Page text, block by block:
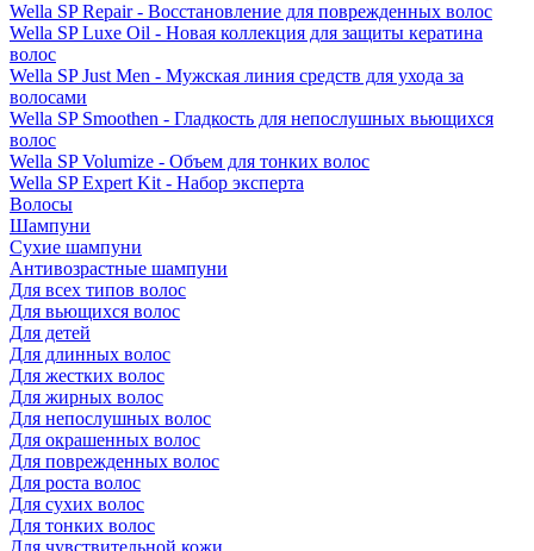
Wella SP Repair - Восстановление для поврежденных волос
Wella SP Luxe Oil - Новая коллекция для защиты кератина
волос
Wella SP Just Men - Мужская линия средств для ухода за
волосами
Wella SP Smoothen - Гладкость для непослушных вьющихся
волос
Wella SP Volumize - Объем для тонких волос
Wella SP Expert Kit - Набор эксперта
Волосы
Шампуни
Сухие шампуни
Антивозрастные шампуни
Для всех типов волос
Для вьющихся волос
Для детей
Для длинных волос
Для жестких волос
Для жирных волос
Для непослушных волос
Для окрашенных волос
Для поврежденных волос
Для роста волос
Для сухих волос
Для тонких волос
Для чувствительной кожи